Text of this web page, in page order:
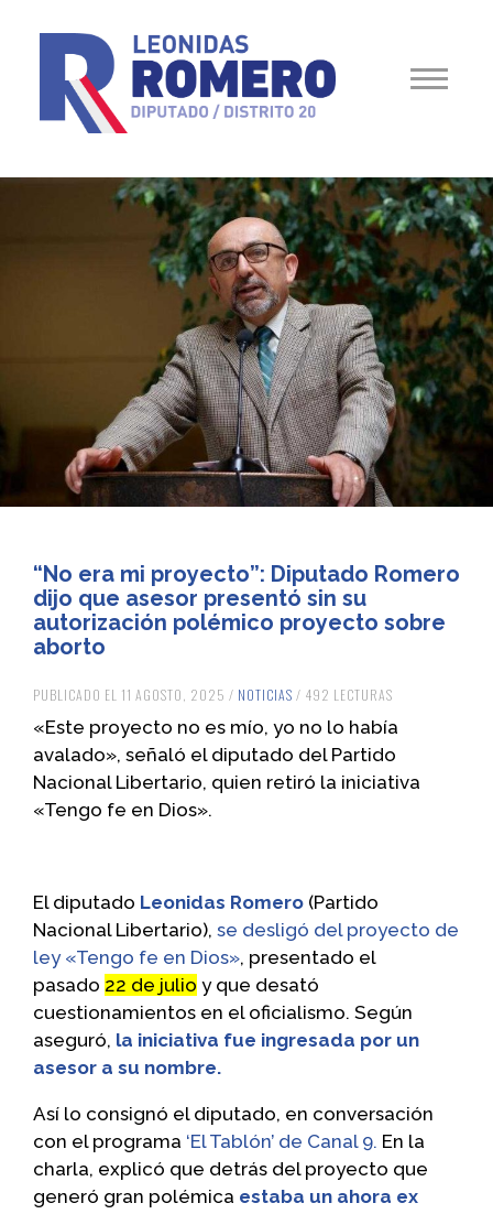
“No era mi proyecto”: Diputado Romero
dijo que asesor presentó sin su
autorización polémico proyecto sobre
aborto
PUBLICADO EL 11 AGOSTO, 2025 / NOTICIAS / 492 LECTURAS
«Este proyecto no es mío, yo no lo había
avalado», señaló el diputado del Partido
Nacional Libertario, quien retiró la iniciativa
«Tengo fe en Dios».
El diputado Leonidas Romero (Partido
Nacional Libertario), se desligó del proyecto de
ley «Tengo fe en Dios», presentado el
pasado 22 de julio y que desató
cuestionamientos en el oficialismo. Según
aseguró, la iniciativa fue ingresada por un
asesor a su nombre.
Así lo consignó el diputado, en conversación
con el programa ‘El Tablón’ de Canal 9. En la
charla, explicó que detrás del proyecto que
generó gran polémica estaba un ahora ex